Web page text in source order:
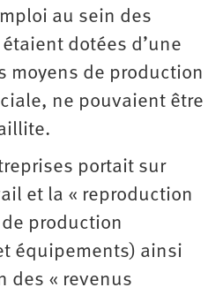
au sein des
dotées d’une
moyens de production
ne pouvaient être
portait sur
et la « reproduction
production
équipements) ainsi
des « revenus